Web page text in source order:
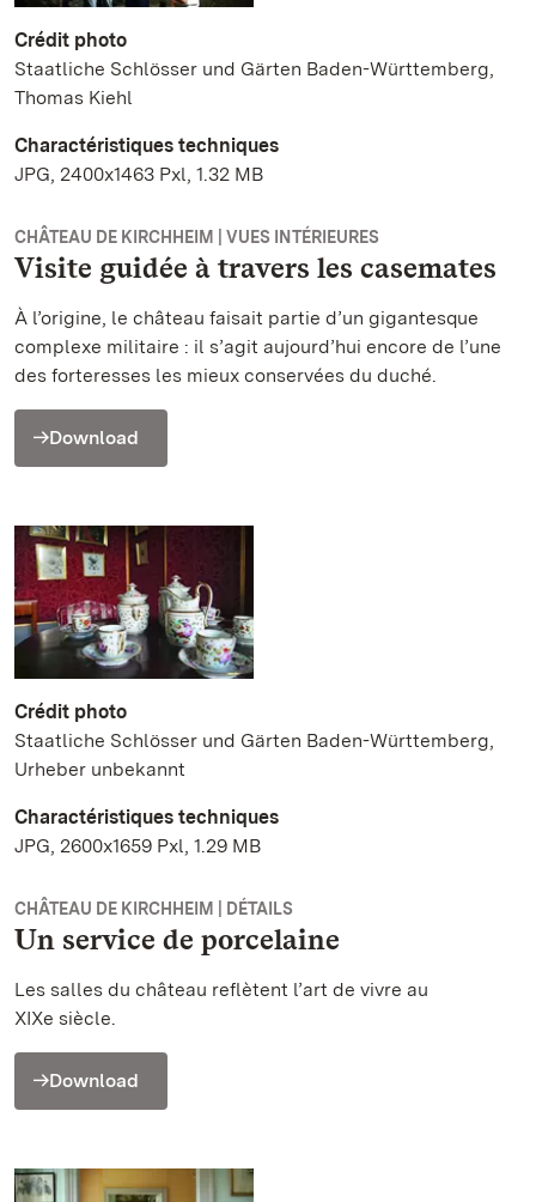
Crédit photo
Staatliche Schlösser und Gärten Baden-Württemberg,
Thomas Kiehl
Charactéristiques techniques
JPG, 2400x1463 Pxl, 1.32 MB
CHÂTEAU DE KIRCHHEIM | VUES INTÉRIEURES
Visite guidée à travers les casemates
À l’origine, le château faisait partie d’un gigantesque
complexe militaire : il s’agit aujourd’hui encore de l’une
des forteresses les mieux conservées du duché.
Download
Crédit photo
Staatliche Schlösser und Gärten Baden-Württemberg,
Urheber unbekannt
Charactéristiques techniques
JPG, 2600x1659 Pxl, 1.29 MB
CHÂTEAU DE KIRCHHEIM | DÉTAILS
Un service de porcelaine
Les salles du château reflètent l’art de vivre au
XIXe siècle.
Download